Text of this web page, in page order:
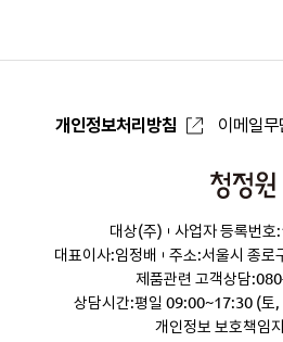
개인정보처리방침 이메일
청
원
대상(주)
사업자 등록번
대표이사:임정배
주소:서울시 종로
제품관련 고객상담:
상담시간:평일 09:00~17:30 (토,
개인정보 보호책임